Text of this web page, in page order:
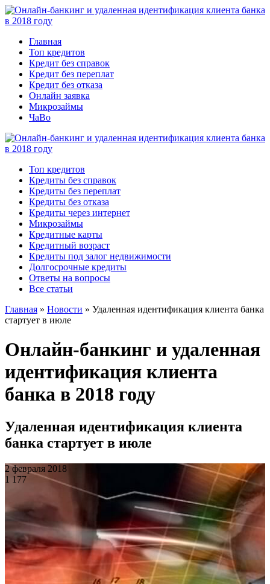
Главная
Топ кредитов
Кредит без справок
Кредит без переплат
Кредит без отказа
Онлайн заявка
Микрозаймы
ЧаВо
Топ кредитов
Кредиты без справок
Кредиты без переплат
Кредиты без отказа
Кредиты через интернет
Микрозаймы
Кредитные карты
Кредитный возраст
Кредиты под залог недвижимости
Долгосрочные кредиты
Ответы на вопросы
Все статьи
Главная » Новости » Удаленная идентификация клиента банка
стартует в июле
Онлайн-банкинг и удаленная
идентификация клиента
банка в 2018 году
Удаленная идентификация клиента
банка стартует в июле
2 февраля 2018
1 177